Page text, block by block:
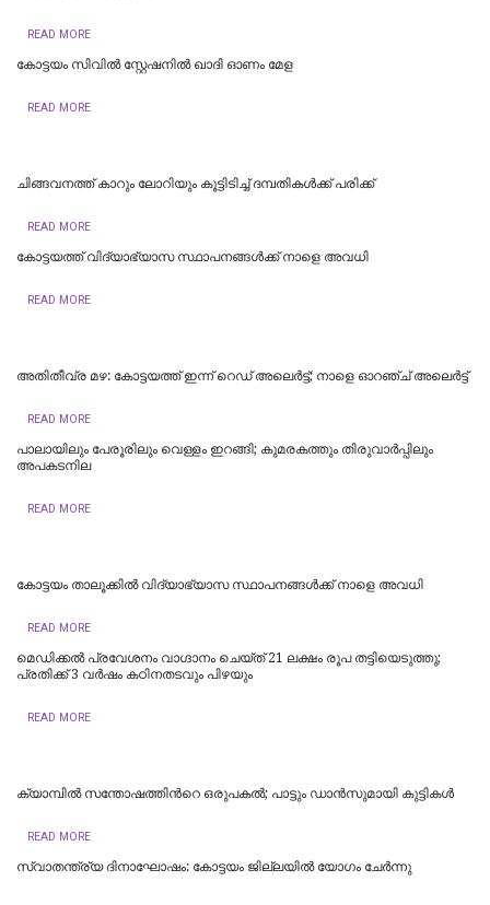
READ MORE
കോട്ടയം സിവിൽ സ്റ്റേഷനിൽ ഖാദി ഓണം മേള
READ MORE
ചിങ്ങവനത്ത് കാറും ലോറിയും കൂട്ടിടിച്ച് ദമ്പതികള്‍ക്ക് പരിക്ക്
READ MORE
കോട്ടയത്ത് വിദ്യാഭ്യാസ സ്ഥാപനങ്ങൾക്ക് നാളെ അവധി
READ MORE
അതിതീവ്ര മഴ: കോട്ടയത്ത് ഇന്ന് റെഡ് അലെർട്ട്; നാളെ ഓറഞ്ച് അലെര്‍ട്ട്
READ MORE
പാലായിലും പേരൂരിലും വെള്ളം ഇറങ്ങി; കുമരകത്തും തിരുവാര്‍പ്പിലും
അപകടനില
READ MORE
കോട്ടയം താലൂക്കില്‍ വിദ്യാഭ്യാസ സ്ഥാപനങ്ങള്‍ക്ക് നാളെ അവധി
READ MORE
മെഡിക്കൽ പ്രവേശനം വാഗ്ദാനം ചെയ്ത് 21 ലക്ഷം രൂപ തട്ടിയെടുത്തു;
പ്രതിക്ക് 3 വർഷം കഠിനതടവും പിഴയും
READ MORE
ക്യാമ്പിൽ സന്തോഷത്തിന്‍റെ ഒരുപകൽ; പാട്ടും ഡാൻസുമായി കുട്ടികൾ
READ MORE
സ്വാതന്ത്ര്യ ദിനാഘോഷം: കോട്ടയം ജില്ലയില്‍ യോഗം ചേർന്നു